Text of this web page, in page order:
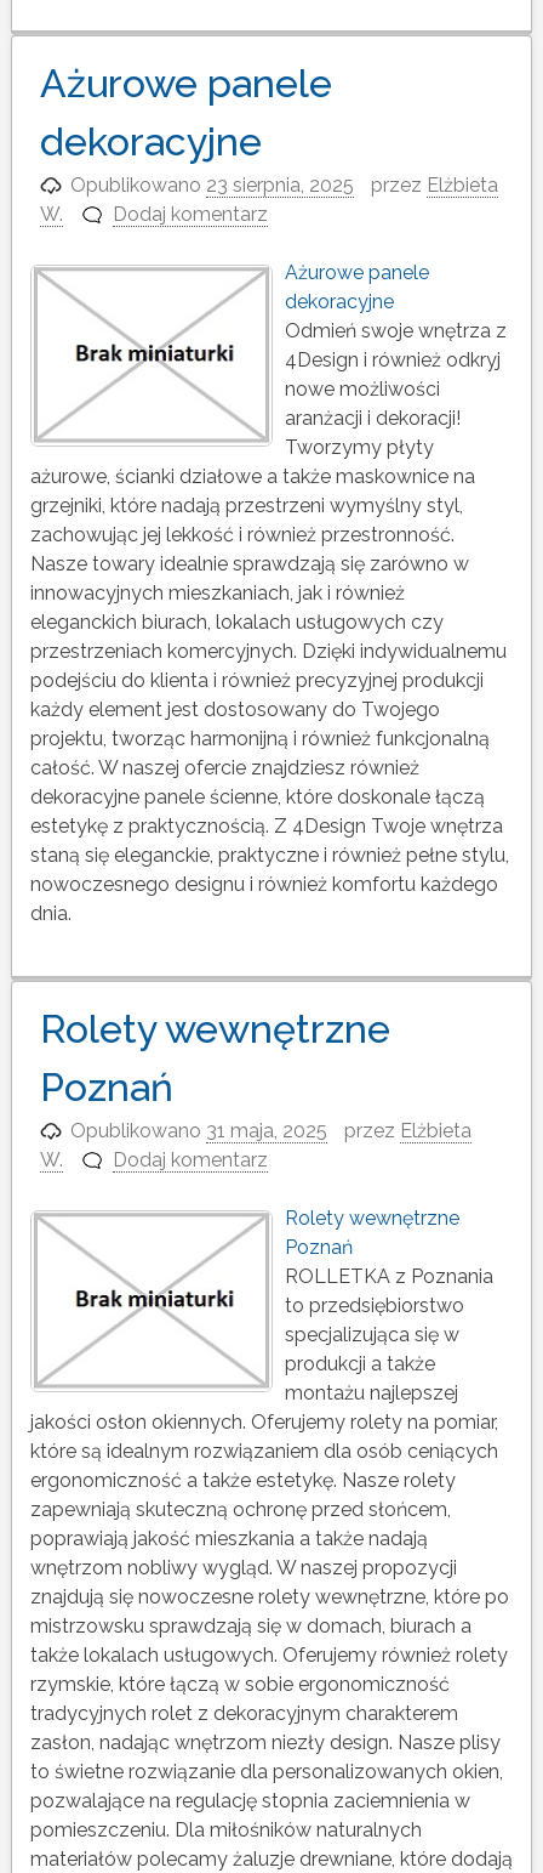
Ażurowe panele
dekoracyjne
Opublikowano 23 sierpnia, 2025 przez Elżbieta
W.
Dodaj komentarz
Ażurowe panele
dekoracyjne
Odmień swoje wnętrza z
4Design i również odkryj
nowe możliwości
aranżacji i dekoracji!
Tworzymy płyty
ażurowe, ścianki działowe a także maskownice na
grzejniki, które nadają przestrzeni wymyślny styl,
zachowując jej lekkość i również przestronność.
Nasze towary idealnie sprawdzają się zarówno w
innowacyjnych mieszkaniach, jak i również
eleganckich biurach, lokalach usługowych czy
przestrzeniach komercyjnych. Dzięki indywidualnemu
podejściu do klienta i również precyzyjnej produkcji
każdy element jest dostosowany do Twojego
projektu, tworząc harmonijną i również funkcjonalną
całość. W naszej ofercie znajdziesz również
dekoracyjne panele ścienne, które doskonale łączą
estetykę z praktycznością. Z 4Design Twoje wnętrza
staną się eleganckie, praktyczne i również pełne stylu,
nowoczesnego designu i również komfortu każdego
dnia.
Rolety wewnętrzne
Poznań
Opublikowano 31 maja, 2025 przez Elżbieta
W.
Dodaj komentarz
Rolety wewnętrzne
Poznań
ROLLETKA z Poznania
to przedsiębiorstwo
specjalizująca się w
produkcji a także
montażu najlepszej
jakości osłon okiennych. Oferujemy rolety na pomiar,
które są idealnym rozwiązaniem dla osób ceniących
ergonomiczność a także estetykę. Nasze rolety
zapewniają skuteczną ochronę przed słońcem,
poprawiają jakość mieszkania a także nadają
wnętrzom nobliwy wygląd. W naszej propozycji
znajdują się nowoczesne rolety wewnętrzne, które po
mistrzowsku sprawdzają się w domach, biurach a
także lokalach usługowych. Oferujemy również rolety
rzymskie, które łączą w sobie ergonomiczność
tradycyjnych rolet z dekoracyjnym charakterem
zasłon, nadając wnętrzom niezły design. Nasze plisy
to świetne rozwiązanie dla personalizowanych okien,
pozwalające na regulację stopnia zaciemnienia w
pomieszczeniu. Dla miłośników naturalnych
materiałów polecamy żaluzje drewniane, które dodają